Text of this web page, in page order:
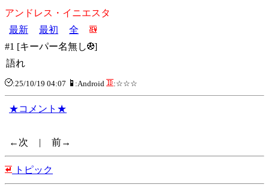
アンドレス・イニエスタ
最新
最初
全
#1 [キーパー名無し
]
語れ
:25/10/19 04:07 :Android :☆☆☆
★コメント★
←次 | 前→
トピック